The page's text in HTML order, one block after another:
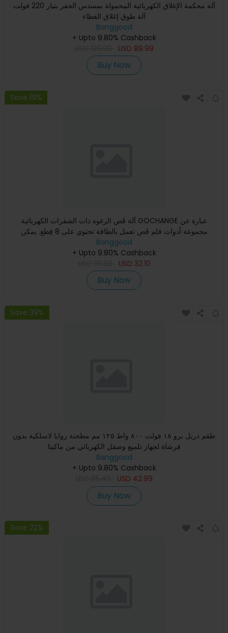
آلة محكمة الإغلاق الكهربائية المحمولة بمسدس الحفر بتيار 220 فولت
آلة طوق إغلاق الغطاء
Banggood
+ Upto 9.80% Cashback
USD 89.99
Buy Now
Save 19%
آلة قَص الرغوة ذات الشفرات الكهربائية GOCHANGE عبارة عن
مجموعة أدوات قلم قَص تعمل بالطاقة تحتوي على 8 قِطع. يمكن
استخدام
Banggood
+ Upto 9.80% Cashback
USD 32.10
Buy Now
Save 39%
طقم دريل برو ١٨ فولت ٨٠٠ واط ١٢٥ مم مطحنة زوايا لاسلكية بدون
فرشاة لجهاز تلميع وصقل الكهربائي من ماكيتا
Banggood
+ Upto 9.80% Cashback
USD 42.99
Buy Now
Save 22%